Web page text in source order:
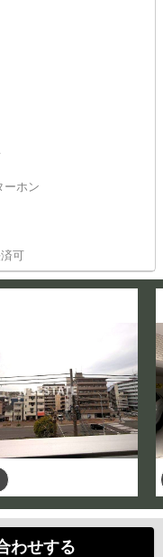
ーホン
可
わせする